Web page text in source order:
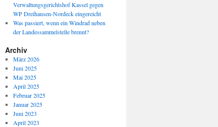
Verwaltungsgerichtshof Kassel gegen
WP Dreihausen-Nordeck eingereicht
Was passiert, wenn ein Windrad neben
der Landessammelstelle brennt?
Archiv
März 2026
Juni 2025
Mai 2025
April 2025
Februar 2025
Januar 2025
Juni 2023
April 2023